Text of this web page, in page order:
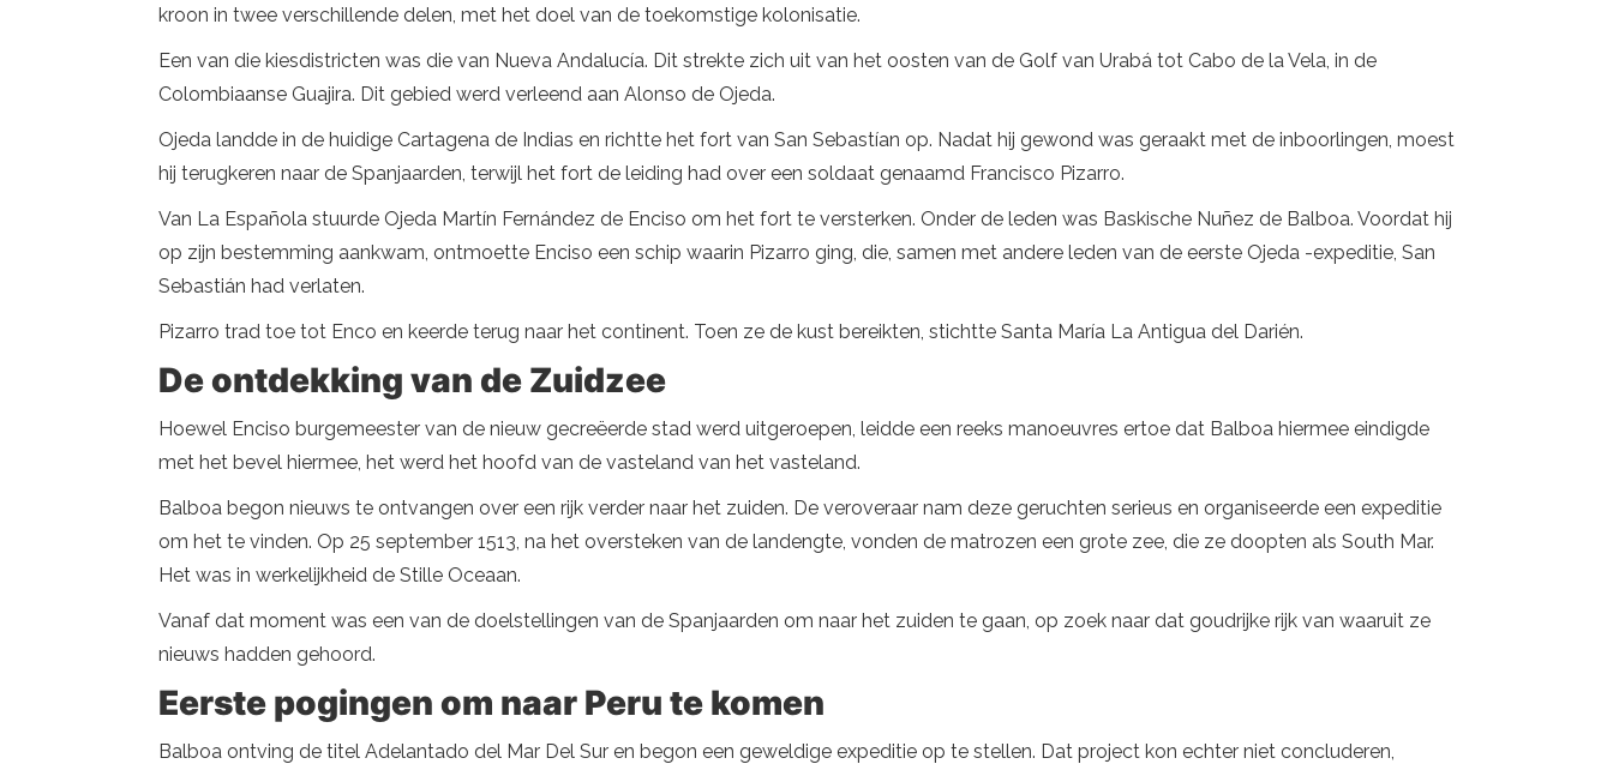
kroon in twee verschillende delen, met het doel van de toekomstige kolonisatie.
Een van die kiesdistricten was die van Nueva Andalucía. Dit strekte zich uit van het oosten van de Golf van Urabá tot Cabo de la Vela, in de
Colombiaanse Guajira. Dit gebied werd verleend aan Alonso de Ojeda.
Ojeda landde in de huidige Cartagena de Indias en richtte het fort van San Sebastían op. Nadat hij gewond was geraakt met de inboorlingen, moest
hij terugkeren naar de Spanjaarden, terwijl het fort de leiding had over een soldaat genaamd Francisco Pizarro.
Van La Española stuurde Ojeda Martín Fernández de Enciso om het fort te versterken. Onder de leden was Baskische Nuñez de Balboa. Voordat hij
op zijn bestemming aankwam, ontmoette Enciso een schip waarin Pizarro ging, die, samen met andere leden van de eerste Ojeda -expeditie, San
Sebastián had verlaten.
Pizarro trad toe tot Enco en keerde terug naar het continent. Toen ze de kust bereikten, stichtte Santa María La Antigua del Darién.
De ontdekking van de Zuidzee
Hoewel Enciso burgemeester van de nieuw gecreëerde stad werd uitgeroepen, leidde een reeks manoeuvres ertoe dat Balboa hiermee eindigde
met het bevel hiermee, het werd het hoofd van de vasteland van het vasteland.
Balboa begon nieuws te ontvangen over een rijk verder naar het zuiden. De veroveraar nam deze geruchten serieus en organiseerde een expeditie
om het te vinden. Op 25 september 1513, na het oversteken van de landengte, vonden de matrozen een grote zee, die ze doopten als South Mar.
Het was in werkelijkheid de Stille Oceaan.
Vanaf dat moment was een van de doelstellingen van de Spanjaarden om naar het zuiden te gaan, op zoek naar dat goudrijke rijk van waaruit ze
nieuws hadden gehoord.
Eerste pogingen om naar Peru te komen
Balboa ontving de titel Adelantado del Mar Del Sur en begon een geweldige expeditie op te stellen. Dat project kon echter niet concluderen,